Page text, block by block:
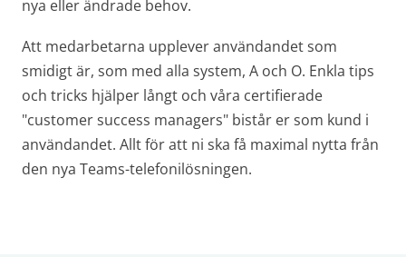
nya eller ändrade behov.
Att medarbetarna upplever användandet som
smidigt är, som med alla system, A och O. Enkla tips
och tricks hjälper långt och våra certifierade
"customer success managers" bistår er som kund i
användandet. Allt för att ni ska få maximal nytta från
den nya Teams-telefonilösningen.